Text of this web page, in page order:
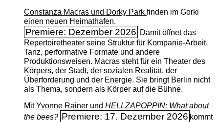
Constanza Macras und Dorky Park finden im Gorki
einen neuen Heimathafen.
Premiere: Dezember 2026 Damit öffnet das
Repertoiretheater seine Struktur für Kompanie-Arbeit,
Tanz, performative Formate und andere
Produktionsweisen. Macras steht für ein Theater des
Körpers, der Stadt, der sozialen Realität, der
Überforderung und der Energie. Sie bringt Berlin nicht
als Thema, sondern als Körper auf die Bühne.
MitYvonne Rainerund HELLZAPOPPIN: What about
the bees? Premiere: 17. Dezember 2026 kommt